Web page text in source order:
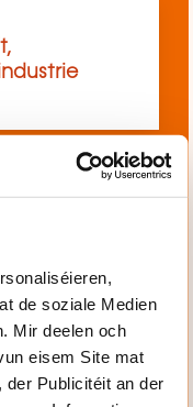
de soziale Medien
Mir deelen och
eisem Site mat
Publicitéit an der